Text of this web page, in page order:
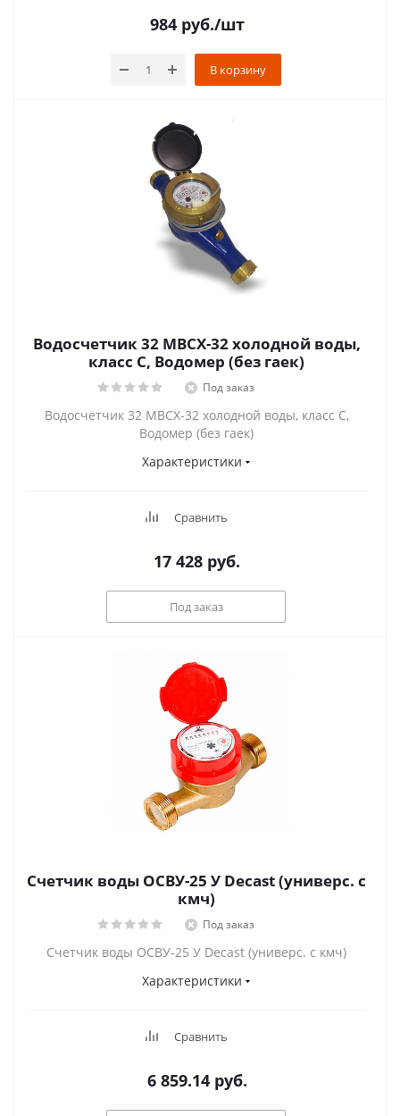
984руб./шт
В корзину
Водосчетчик 32 МВСХ-32 холодной воды,
класс С, Водомер (без гаек)
Под заказ
Водосчетчик 32 МВСХ-32 холодной воды, класс С,
Водомер (без гаек)
Характеристики
Сравнить
17 428 руб.
Под заказ
Счетчик воды ОСВУ-25 У Decast (универс. с
кмч)
Под заказ
Счетчик воды ОСВУ-25 У Decast (универс. с кмч)
Характеристики
Сравнить
6 859.14руб.